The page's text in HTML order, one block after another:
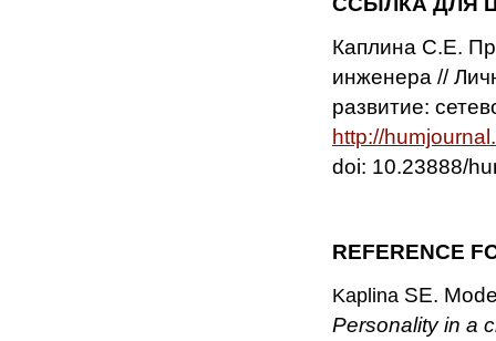
Каплина С.Е.
инженера //
развитие:
http://
doi: 10.23888/
REFERENCE
Kaplina SE.
Personality in a